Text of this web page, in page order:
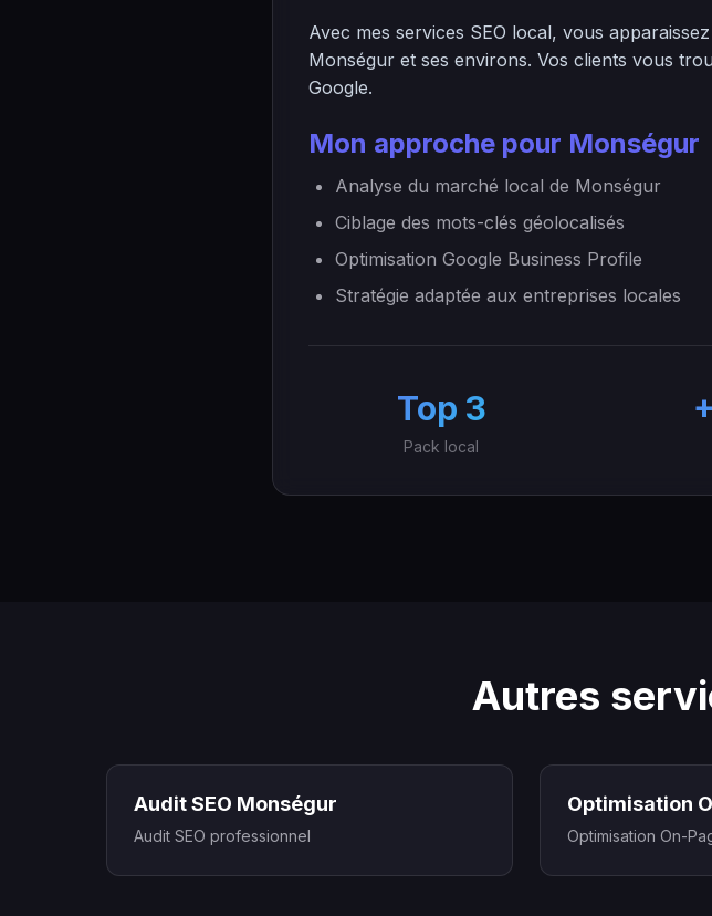
Avec mes services SEO local, vous
Monségur et ses environs. Vos clients vous
Google.
Mon approche pour Monségur
Analyse du marché local de Monségur
Ciblage des mots-clés géolocalisés
Optimisation Google Business Profile
Stratégie adaptée aux entreprises locales
Top 3
Pack local
Autres
Audit SEO Monségur
Audit SEO professionnel
Optimisation
Optimisation On-